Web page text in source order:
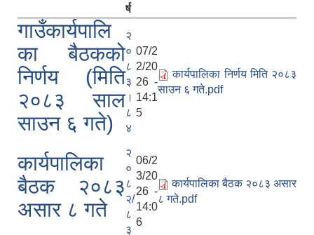
र्ष
गाउँकार्यपालि
का बैठकको
निर्णय (मिति
२०८३ साल
साउन ६ गते)
२
०
८
३
।
८
४
07/2
2/20
26 -
14:1
5
कार्यपालिका निर्णय मिति २०८३
साउन ६ गते.pdf
कार्यपालिका
बैठक २०८३
असार ८ गते
२
०
८
२/
८
३
06/2
3/20
26 -
14:0
6
कार्यपालिका बैठक २०८३ असार
८ गते.pdf